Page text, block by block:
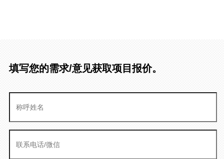
填写您的需求/意见获取项目报价。